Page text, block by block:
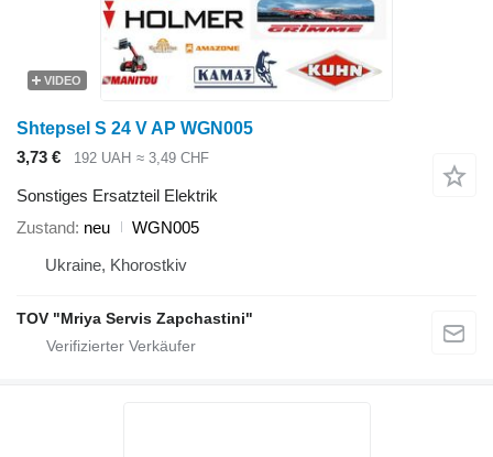
VIDEO
Shtepsel S 24 V AP WGN005
3,73 €
192 UAH ≈ 3,49 CHF
Sonstiges Ersatzteil Elektrik
Zustand neu
WGN005
Ukraine, Khorostkiv
TOV "Mriya Servis Zapchastini"